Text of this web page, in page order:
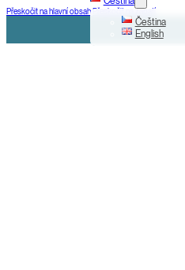
Přeskočit na hlavní obsahPřeskočit na zápatí
Čeština
English